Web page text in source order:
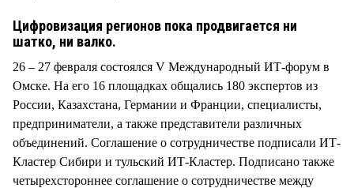
Цифровизация регионов пока продвигается ни
шатко, ни валко.
26 – 27 февраля состоялся V Международный ИТ-форум в
Омске. На его 16 площадках общались 180 экспертов из
России, Казахстана, Германии и Франции, специалисты,
предприниматели, а также представители различных
объединений. Соглашение о сотрудничестве подписали ИТ-
Кластер Сибири и тульский ИТ-Кластер. Подписано также
четырехстороннее соглашение о сотрудничестве между